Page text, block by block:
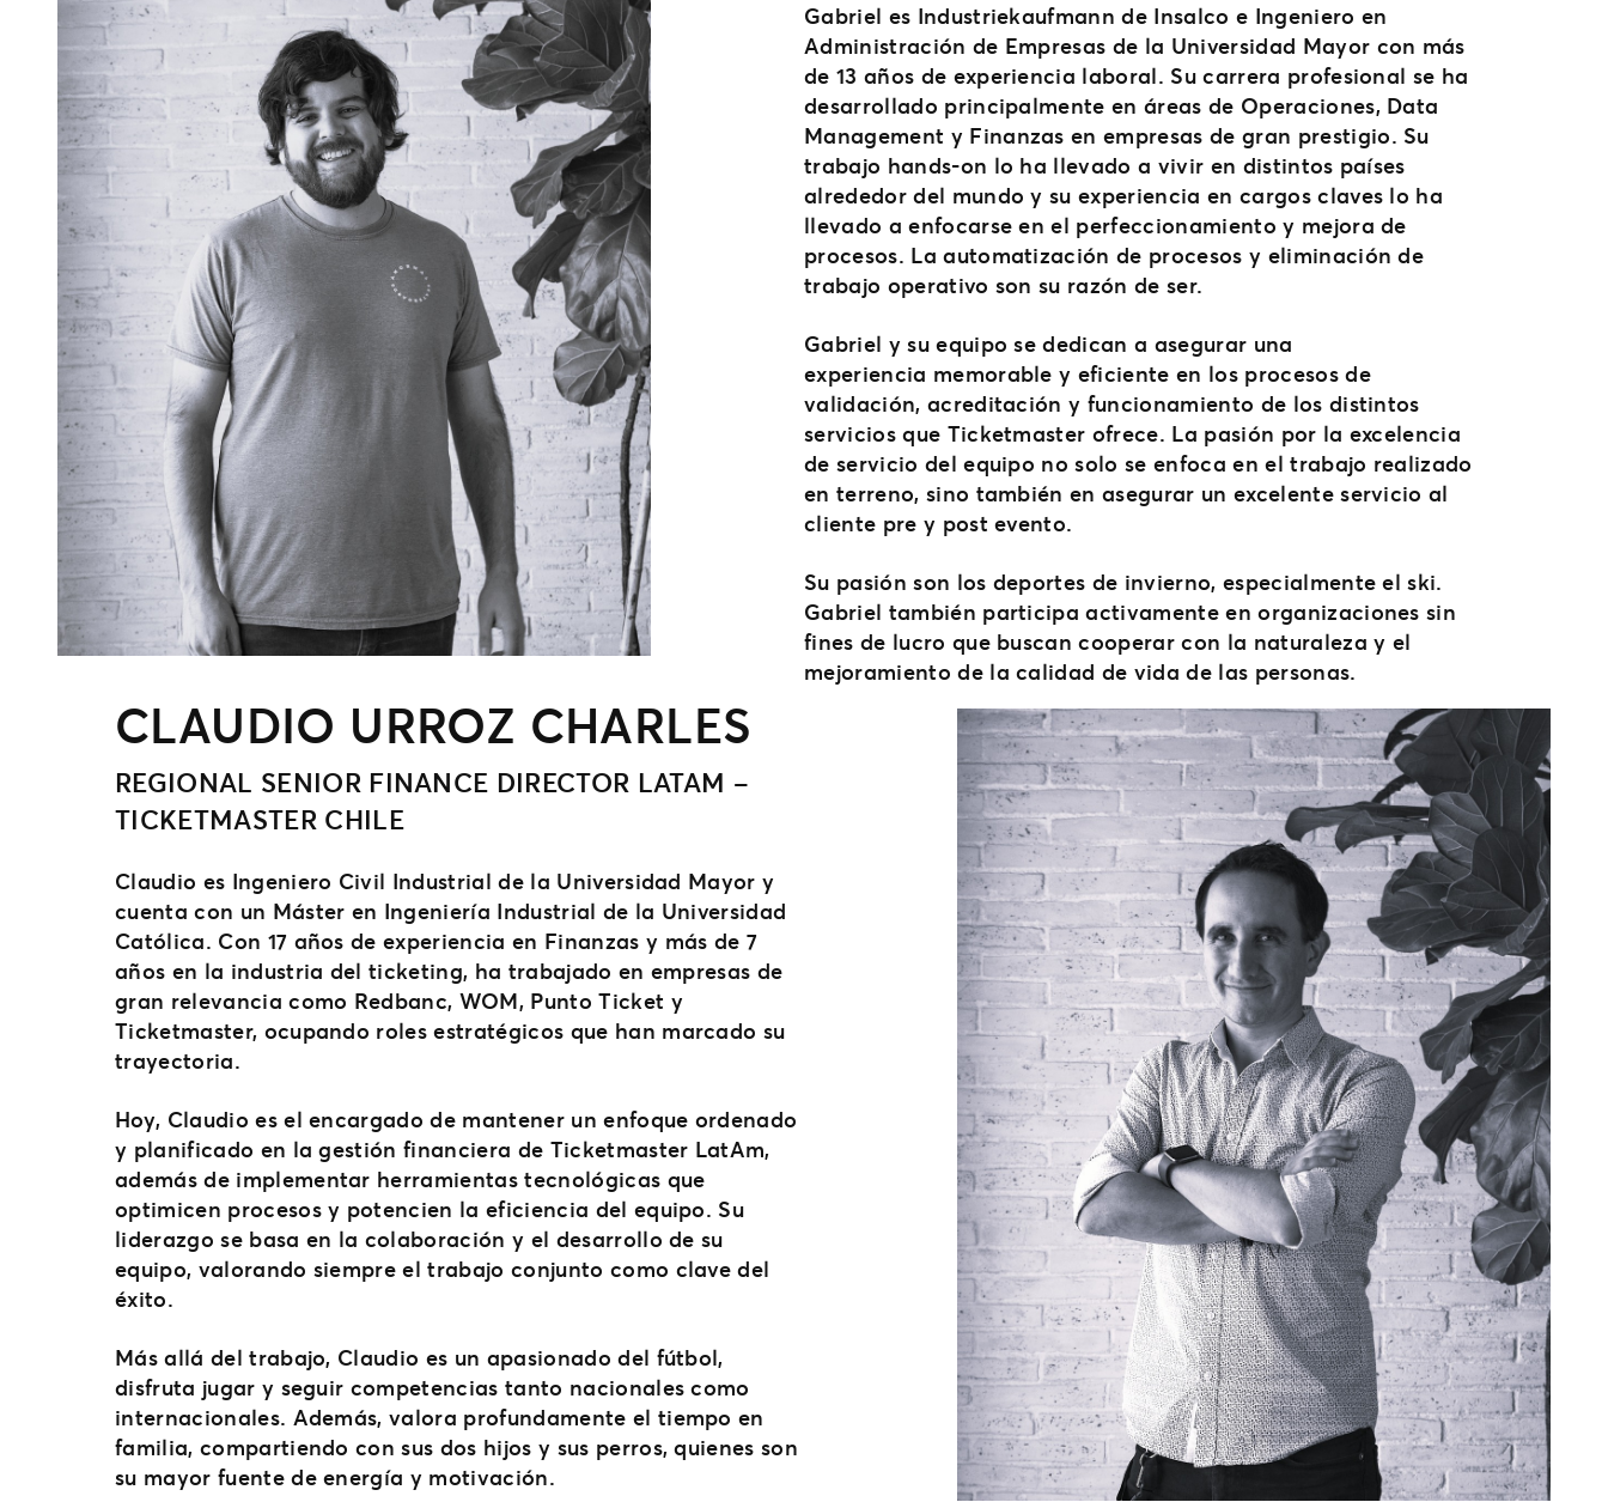
Gabriel es Industriekaufmann de Insalco e Ingeniero en
Administración de Empresas de la Universidad Mayor con más
de 13 años de experiencia laboral. Su carrera profesional se ha
desarrollado principalmente en áreas de Operaciones, Data
Management y Finanzas en empresas de gran prestigio. Su
trabajo hands-on lo ha llevado a vivir en distintos países
alrededor del mundo y su experiencia en cargos claves lo ha
llevado a enfocarse en el perfeccionamiento y mejora de
procesos. La automatización de procesos y eliminación de
trabajo operativo son su razón de ser.
Gabriel y su equipo se dedican a asegurar una
experiencia memorable y eficiente en los procesos de
validación, acreditación y funcionamiento de los distintos
servicios que Ticketmaster ofrece. La pasión por la excelencia
de servicio del equipo no solo se enfoca en el trabajo realizado
en terreno, sino también en asegurar un excelente servicio al
cliente pre y post evento.
Su pasión son los deportes de invierno, especialmente el ski.
Gabriel también participa activamente en organizaciones sin
fines de lucro que buscan cooperar con la naturaleza y el
mejoramiento de la calidad de vida de las personas.
CLAUDIO URROZ CHARLES
REGIONAL SENIOR FINANCE DIRECTOR LATAM –
TICKETMASTER CHILE
Claudio es Ingeniero Civil Industrial de la Universidad Mayor y
cuenta con un Máster en Ingeniería Industrial de la Universidad
Católica. Con 17 años de experiencia en Finanzas y más de 7
años en la industria del ticketing, ha trabajado en empresas de
gran relevancia como Redbanc, WOM, Punto Ticket y
Ticketmaster, ocupando roles estratégicos que han marcado su
trayectoria.
Hoy, Claudio es el encargado de mantener un enfoque ordenado
y planificado en la gestión financiera de Ticketmaster LatAm,
además de implementar herramientas tecnológicas que
optimicen procesos y potencien la eficiencia del equipo. Su
liderazgo se basa en la colaboración y el desarrollo de su
equipo, valorando siempre el trabajo conjunto como clave del
éxito.
Más allá del trabajo, Claudio es un apasionado del fútbol,
disfruta jugar y seguir competencias tanto nacionales como
internacionales. Además, valora profundamente el tiempo en
familia, compartiendo con sus dos hijos y sus perros, quienes son
su mayor fuente de energía y motivación.